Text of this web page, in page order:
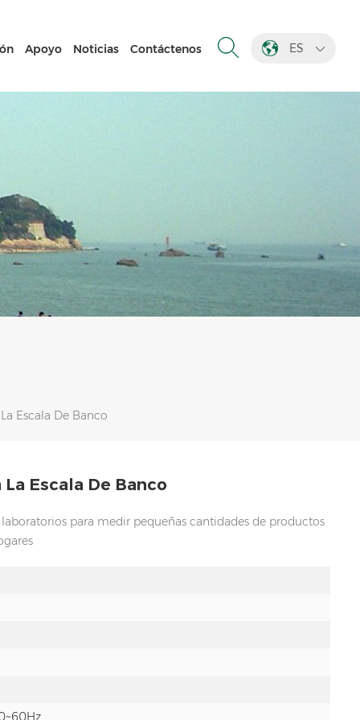
ES
Apoyo Noticias Contáctenos
Escala De Banco
Escala De Banco
para medir pequeñas cantidades de productos